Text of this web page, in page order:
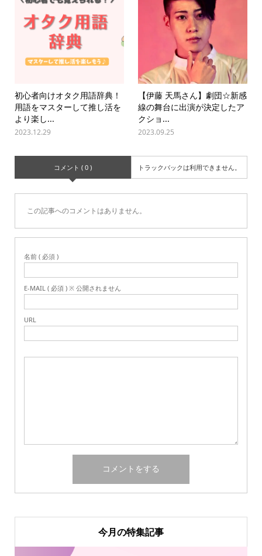
初心者向けオタク用語辞典！
用語をマスターして推し活を
より楽し...
2023.12.29
【伊藤 天馬さん】劇団☆新感
線の舞台に出演が決定したア
クショ...
2023.09.25
コメント ( 0 ) トラックバックは利用できません。
この記事へのコメントはありません。
名前 ( 必須 )
E-MAIL ( 必須 ) ※ 公開されません
URL
今月の特集記事